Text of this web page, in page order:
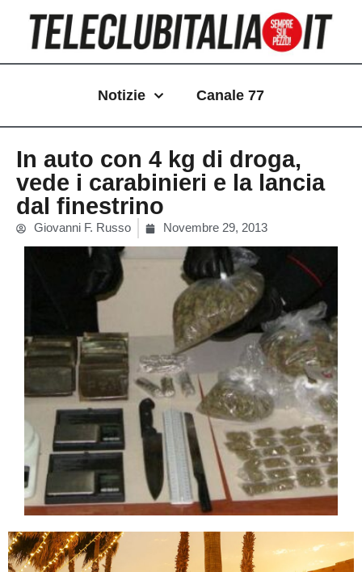
contenuto
Notizie Canale 77
In auto con 4 kg di droga,
vede i carabinieri e la lancia
dal finestrino
Giovanni F. Russo Novembre 29, 2013